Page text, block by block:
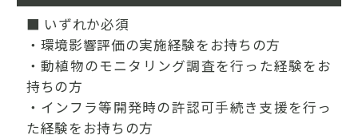
■ いずれか必須
・環境影響評価の実施経験をお持ちの方
・動植物のモニタリング調査を行った経験をお
持ちの方
・インフラ等開発時の許認可手続き支援を行っ
た経験をお持ちの方